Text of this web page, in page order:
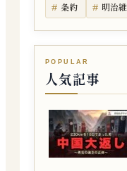
条約
明治
人気記事